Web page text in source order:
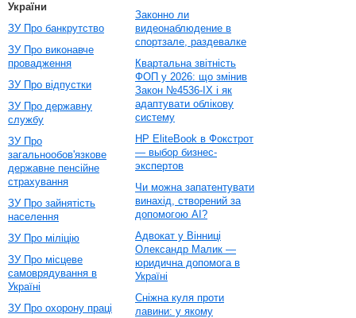
України
ЗУ Про банкрутство
ЗУ Про виконавче
провадження
ЗУ Про відпустки
ЗУ Про державну
службу
ЗУ Про
загальнообов'язкове
державне пенсійне
страхування
ЗУ Про зайнятість
населення
ЗУ Про міліцію
ЗУ Про місцеве
самоврядування в
Україні
ЗУ Про охорону праці
Законно ли
видеонаблюдение в
спортзале, раздевалке
Квартальна звітність
ФОП у 2026: що змінив
Закон №4536-IX і як
адаптувати облікову
систему
HP EliteBook в Фокстрот
— выбор бизнес-
экспертов
Чи можна запатентувати
винахід, створений за
допомогою AI?
Адвокат у Вінниці
Олександр Малик —
юридична допомога в
Україні
Сніжна куля проти
лавини: у якому